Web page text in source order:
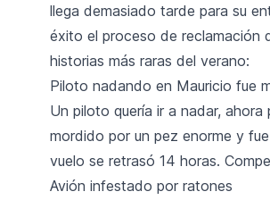
llega demasiado tarde para su
éxito el proceso de reclamación
historias más raras del verano:
Piloto nadando en Mauricio fue
Un piloto quería ir a nadar,
mordido por un pez enorme y
vuelo se retrasó 14 horas.
Avión infestado por ratones